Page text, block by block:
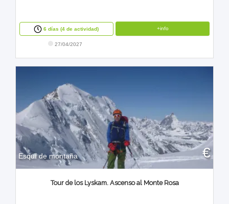
6 días (4 de actividad) +info
27/04/2027
Esquí de montaña €
Tour de los Lyskam. Ascenso al Monte Rosa